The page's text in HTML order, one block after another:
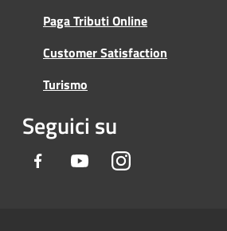
Paga Tributi Online
Customer Satisfaction
Turismo
Seguici su
Facebook YoutubeInstagram